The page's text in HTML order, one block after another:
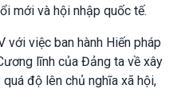
mới và hội nhập quốc tế.
với việc ban hành Hiến pháp
lĩnh của Đảng ta về xây
độ lên chủ nghĩa xã hội,